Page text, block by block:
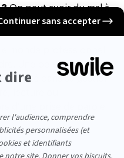
On peut avoir du mal à
des lettres et des
monde professionnel
Une personne
dans sa gestion
lecture ou
à l’ère de l’IA ?